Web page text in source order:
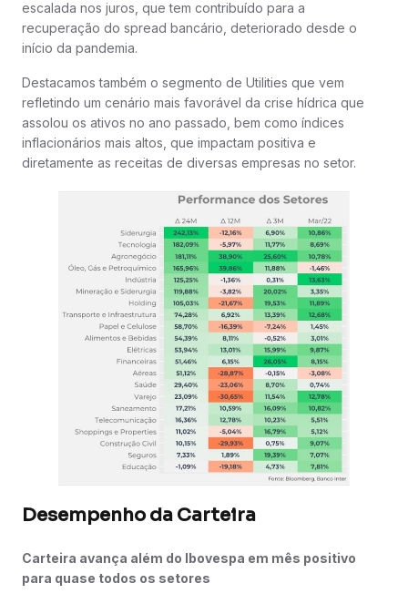
escalada nos juros, que tem contribuído para a
recuperação do spread bancário, deteriorado desde o
início da pandemia.
Destacamos também o segmento de Utilities que vem
refletindo um cenário mais favorável da crise hídrica que
assolou os ativos no ano passado, bem como índices
inflacionários mais altos, que impactam positiva e
diretamente as receitas de diversas empresas no setor.
Desempenho da Carteira
Carteira avança além do Ibovespa em mês positivo
para quase todos os setores